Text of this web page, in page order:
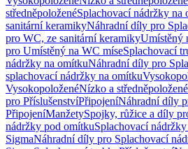
středněpoloženéSplachovací nádržky na
sanitární keramikyNáhradní díly pro
pro WC, ze sanitární keramikyUmístěný
pro Umístěný na WC míseSplachovací
nádržky na omítkuNáhradní díly pro
splachovací nádržky na omítku
VysokopoloženéNízko a středněpoložené
pro PříslušenstvíPřipojeníNáhradní díly
PřipojeníManžetySpojky, růžice a díly
nádržky pod omítkuSplachovací
SigmaNáhradní díly pro Splachovací